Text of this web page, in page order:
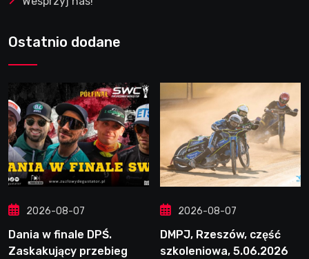
Ostatnio dodane
2026-08-07
Dania w finale DPŚ.
Zaskakujący przebieg
2026-08-07
DMPJ, Rzeszów, część
szkoleniowa, 5.06.2026